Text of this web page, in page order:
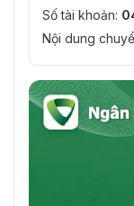
Số tài khoản:
Nội dung